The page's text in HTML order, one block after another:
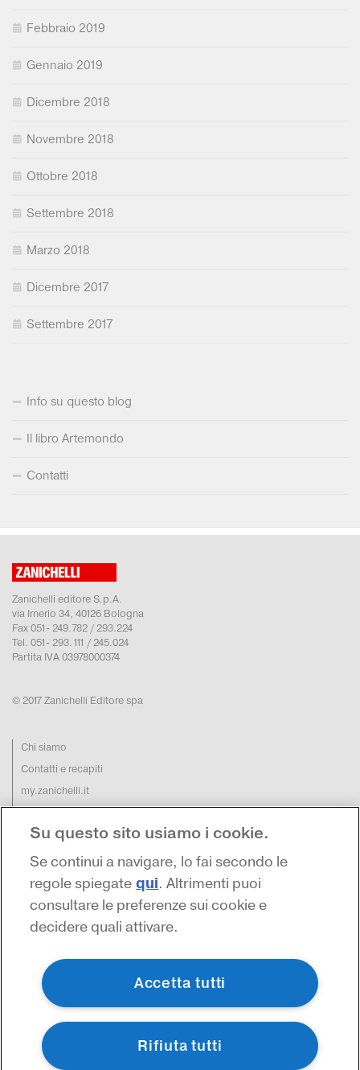
Febbraio 2019
Gennaio 2019
Dicembre 2018
Novembre 2018
Ottobre 2018
Settembre 2018
Marzo 2018
Dicembre 2017
Settembre 2017
Info su questo blog
Il libro Artemondo
Contatti
Zanichelli editore S.p.A.
via Irnerio 34, 40126 Bologna
Fax 051- 249.782 / 293.224
Tel. 051- 293.111 / 245.024
Partita IVA 03978000374
© 2017 Zanichelli Editore spa
Chi siamo
Contatti e recapiti
my.zanichelli.it
Filiali e agenzie
Acquisti: informazioni precontrattuali
Area stampa
Su questo sito usiamo i cookie.
Se continui a navigare, lo fai secondo le
regole spiegate qui. Altrimenti puoi
consultare le preferenze sui cookie e
decidere quali attivare.
Accetta tutti
Rifiuta tutti